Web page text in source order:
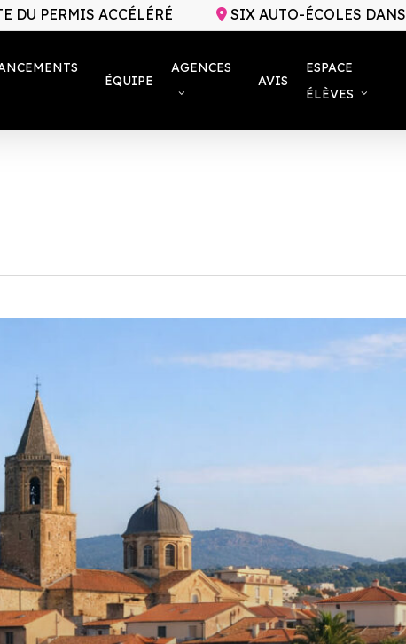
DU PERMIS ACCÉLÉRÉ SIX AUTO-ÉCOLES
ÉQUIPE
AGENCES
AVIS
ESPACE
ÉLÈVES